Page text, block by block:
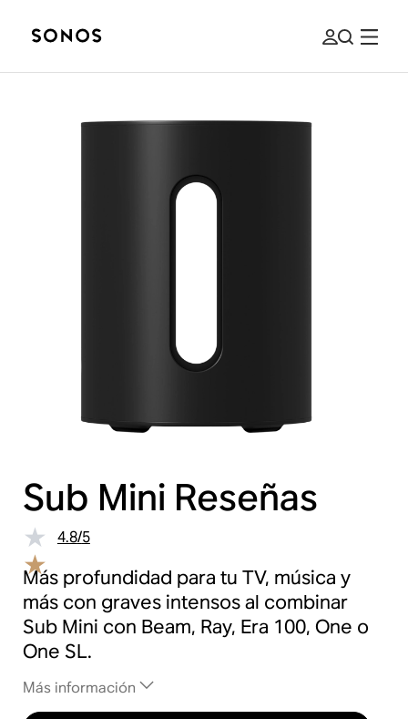
Sub Mini Reseñas
4.8/5
Más profundidad para tu TV, música y
más con graves intensos al combinar
Sub Mini con Beam, Ray, Era 100, One o
One SL.
Más información